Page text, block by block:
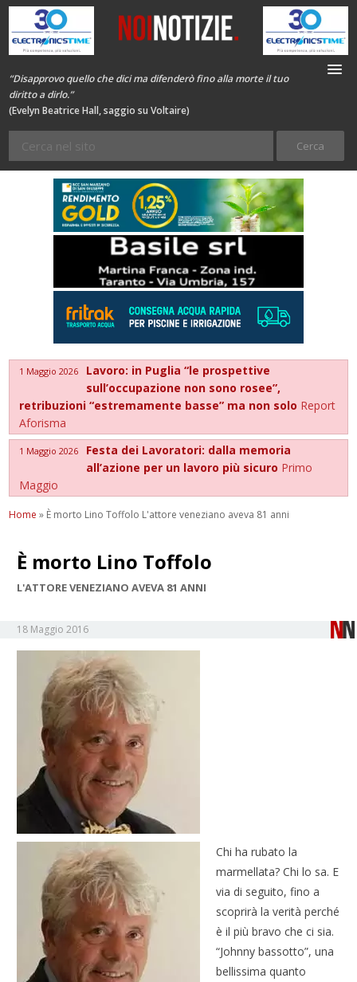
“Disapprovo quello che dici ma difenderò fino alla morte il tuo
diritto a dirlo.”
(Evelyn Beatrice Hall, saggio su Voltaire)
1 Maggio 2026
Lavoro: in Puglia “le prospettive
sull’occupazione non sono rosee”,
retribuzioni “estremamente basse” ma non solo Report
Aforisma
1 Maggio 2026
Festa dei Lavoratori: dalla memoria
all’azione per un lavoro più sicuro Primo
Maggio
Home » È morto Lino Toffolo L'attore veneziano aveva 81 anni
È morto Lino Toffolo
L'ATTORE VENEZIANO AVEVA 81 ANNI
18 Maggio 2016
Chi ha rubato la
marmellata? Chi lo sa. E
via di seguito, fino a
scoprirà la verità perché
è il più bravo che ci sia.
“Johnny bassotto”, una
bellissima quanto